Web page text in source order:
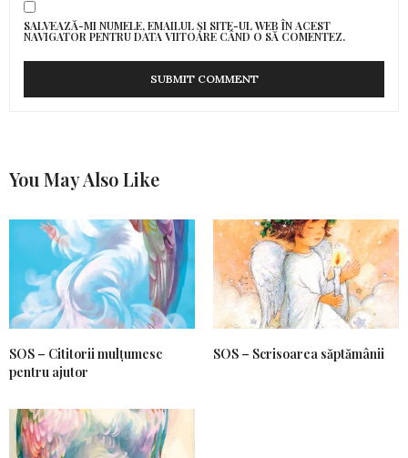
SALVEAZĂ-MI NUMELE, EMAILUL ȘI SITE-UL WEB ÎN ACEST
NAVIGATOR PENTRU DATA VIITOARE CÂND O SĂ COMENTEZ.
You May Also Like
SOS – Cititorii mulțumesc
pentru ajutor
SOS – Scrisoarea săptămânii